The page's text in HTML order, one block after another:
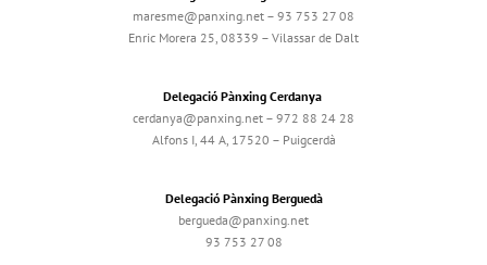
maresme@panxing.net – 93 753 27 08
Enric Morera 25, 08339 – Vilassar de Dalt
Delegació Pànxing Cerdanya
cerdanya@panxing.net – 972 88 24 28
Alfons I, 44 A, 17520 – Puigcerdà
Delegació Pànxing Berguedà
bergueda@panxing.net
93 753 27 08